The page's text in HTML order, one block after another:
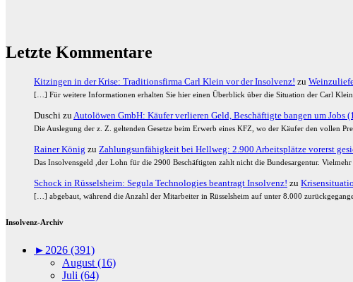
Letzte Kommentare
Kitzingen in der Krise: Traditionsfirma Carl Klein vor der Insolvenz! zu
[…] Für weitere Informationen erhalten Sie hier einen Überblick über die Situation der Carl
Duschi zuAutolöwen GmbH: Käufer verlieren Geld, Beschäftigte bangen um Jobs
Die Auslegung der z. Z. geltenden Gesetze beim Erwerb eines KFZ, wo der Käufer den vollen
Rainer König zu Zahlungsunfähigkeit bei Hellweg: 2.900 Arbeitsplätze vorerst
Das Insolvensgeld ,der Lohn für die 2900 Beschäftigten zahlt nicht die Bundesargentur.
Schock in Rüsselsheim: Segula Technologies beantragt Insolvenz! zu
[…] abgebaut, während die Anzahl der Mitarbeiter in Rüsselsheim auf unter 8.000
Insolvenz-Archiv
► 2026 (391)
August (16)
Juli (64)